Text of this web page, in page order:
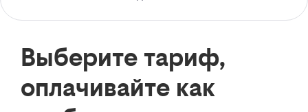
Выберите тариф,
оплачивайте как